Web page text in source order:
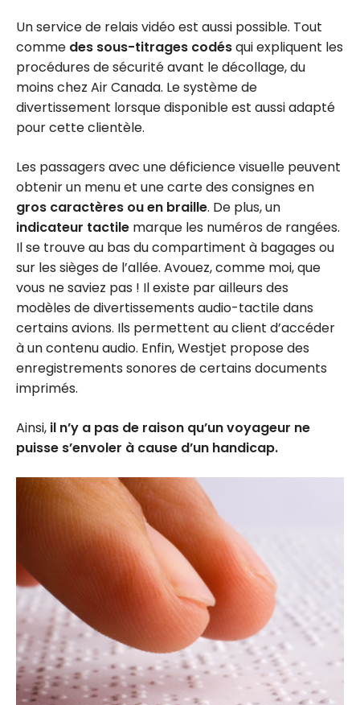
Un service de relais vidéo est aussi possible. Tout
comme des sous-titrages codésqui expliquent les
procédures de sécurité avant le décollage, du
moins chez Air Canada. Le système de
divertissement lorsque disponible est aussi adapté
pour cette clientèle.
Les passagers avec une déficience visuelle peuvent
obtenir un menu et une carte des consignes en
gros caractères ou en braille. De plus, un
indicateur tactile marque les numéros de rangées.
Il se trouve au bas du compartiment à bagages ou
sur les sièges de l’allée. Avouez, comme moi, que
vous ne saviez pas ! Il existe par ailleurs des
modèles de divertissements audio-tactile dans
certains avions. Ils permettent au client d’accéder
à un contenu audio. Enfin, Westjet propose des
enregistrements sonores de certains documents
imprimés.
Ainsi, il n’y a pas de raison qu’un voyageur ne
puisse s’envoler à cause d’un handicap.